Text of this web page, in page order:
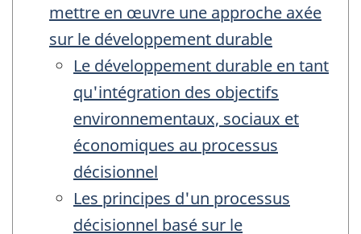
mettre en œuvre une approche axée
sur le développement durable
Le développement durable en tant
qu'intégration des objectifs
environnementaux, sociaux et
économiques au processus
décisionnel
Les principes d'un processus
décisionnel basé sur le